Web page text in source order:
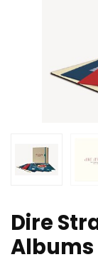
Dire
Albums